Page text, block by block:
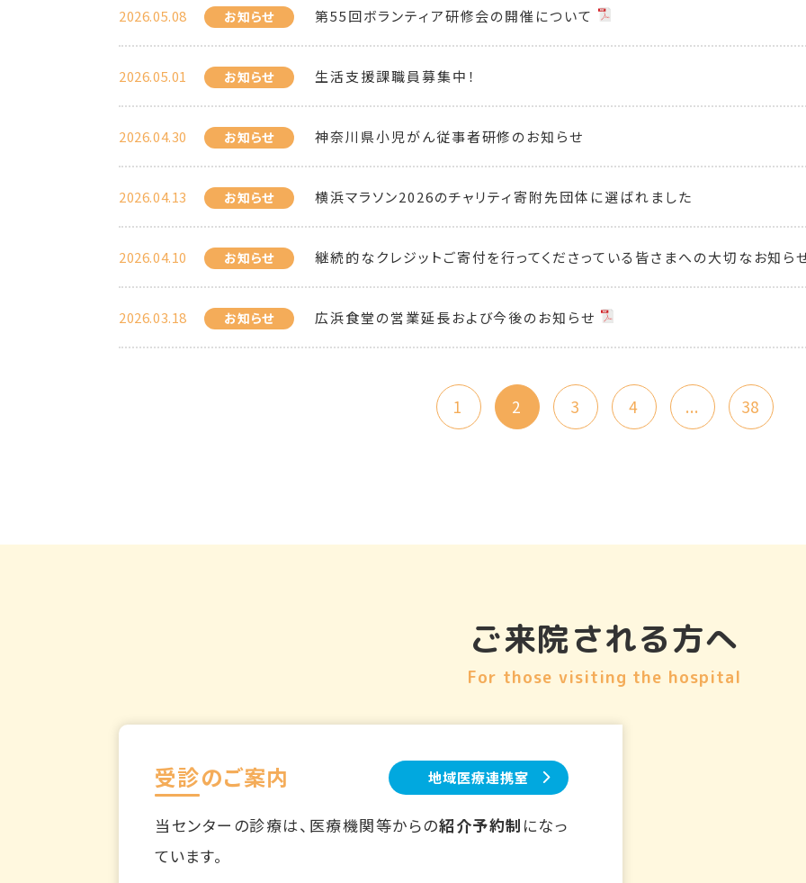
2026.05.08 お知らせ 第55回ボランティア研修会の開催について
2026.05.01 お知らせ 生活支援課職員募集中！
2026.04.30 お知らせ 神奈川県小児がん従事者研修のお知らせ
2026.04.13 お知らせ 横浜マラソン2026のチャリティ寄附先団体に選ばれました
2026.04.10 お知らせ 継続的なクレジットご寄付を行ってくださっている皆さまへの大切なお知ら
2026.03.18 お知らせ 広浜食堂の営業延長および今後のお知らせ
1 2 3 4 ... 38
ご来院される方へ
For those visiting the hospital
受診のご案内 地域医療連携室
当センターの診療は、医療機関等からの紹介予約制 になっ
ています。